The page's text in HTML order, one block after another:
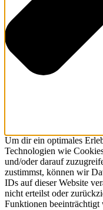
Um dir ein optimales
Technologien wie
und/oder darauf
zustimmst, können wir
IDs auf dieser Website
nicht erteilst oder
Funktionen beeinträchtigt